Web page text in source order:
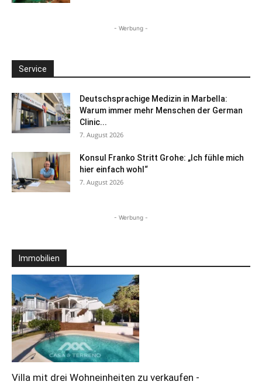
- Werbung -
Service
Deutschsprachige Medizin in Marbella:
Warum immer mehr Menschen der German
Clinic...
7. August 2026
Konsul Franko Stritt Grohe: „Ich fühle mich
hier einfach wohl“
7. August 2026
- Werbung -
Immobilien
Villa mit drei Wohneinheiten zu verkaufen -